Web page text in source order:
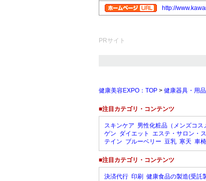
http://
PRサイト
健康美容EXPO：TOP > 健康器具・用品
■注目カテゴリ・コンテンツ
スキンケア 男性化粧品（メンズコス
ゲン ダイエット エステ・サロン・
テイン ブルーベリー 豆乳 寒天 車
■注目カテゴリ・コンテンツ
決済代行 印刷 健康食品の製造(受託